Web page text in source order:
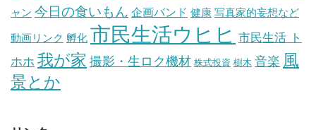
ャン 今日の食いもん 企画バンド 健康 写真家的妄想など
動画リンク 孵化 市民生活ウヒヒ 市民生活 ト
ホホ 我が家 撮影・生ロク機材 株式投資 樹木 音楽 風
景とか